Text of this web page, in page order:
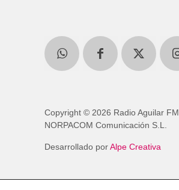
Copyright © 2026 Radio Aguilar FM
NORPACOM Comunicación S.L.
Desarrollado porAlpe Creativa